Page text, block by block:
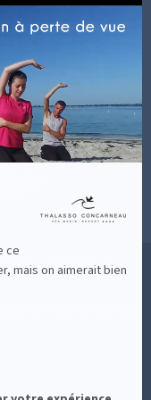
ce
mais on aimerait bien
- 02 98 75 05 40
EN MATIÈRE DE COOKIES